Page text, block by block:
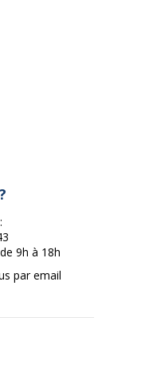
9h à 18h
par email